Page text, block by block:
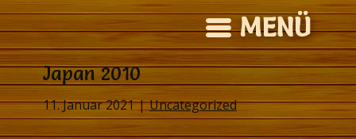
MENÜ
Japan 2010
11. Januar 2021 Uncategorized